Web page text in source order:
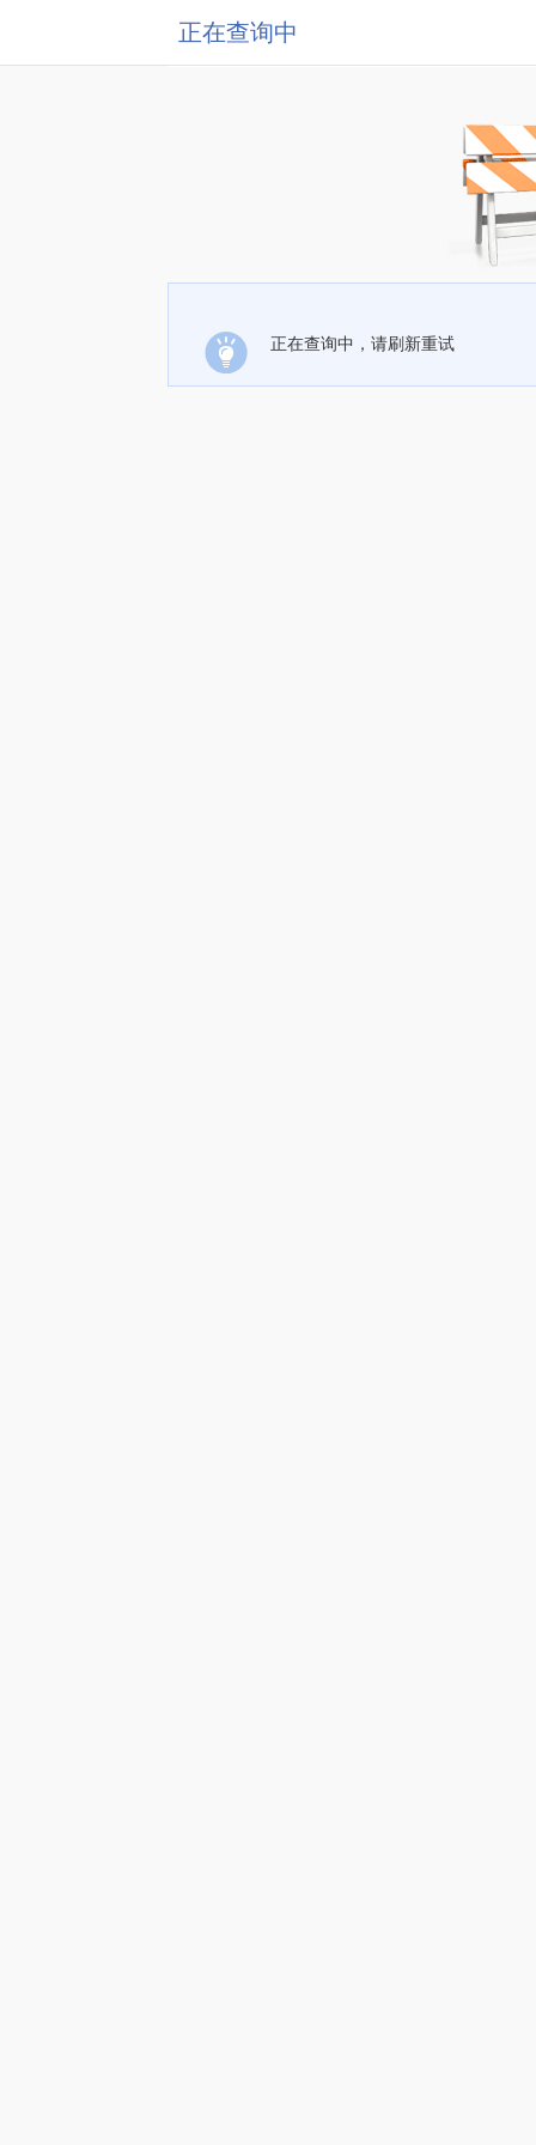
正在查询中
正在查询中，请刷新重试